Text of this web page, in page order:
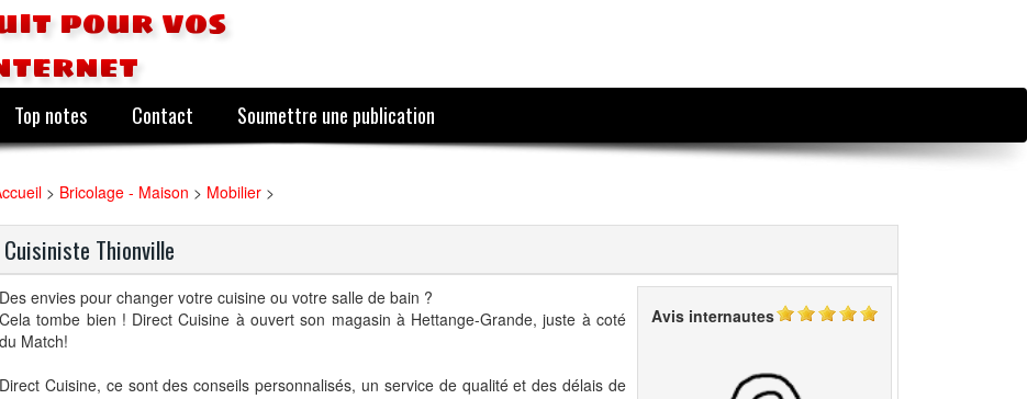
pour vos
Top notes Contact Soumettre une publication
> Bricolage - Maison > Mobilier >
Cuisiniste Thionville
Des envies pour changer votre cuisine ou votre salle de bain ?
Cela tombe bien ! Direct Cuisine à ouvert son magasin à Hettange-Grande, juste à coté
du Match!
Direct Cuisine, ce sont des conseils personnalisés, un service de qualité et des délais de
Avis internautes